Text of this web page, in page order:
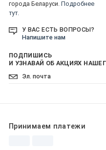
города Беларуси. Подробнее
тут.
У ВАС ЕСТЬ ВОПРОСЫ?
Напишите нам
ПОДПИШИСЬ
И УЗНАВАЙ ОБ АКЦИЯХ
Принимаем платежи